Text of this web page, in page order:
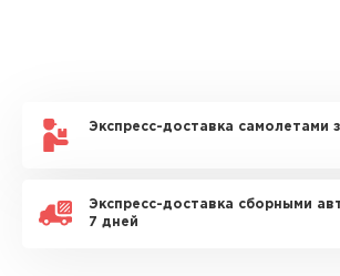
Экспресс-доставка самолетами
Экспресс-доставка сборными
7 дней